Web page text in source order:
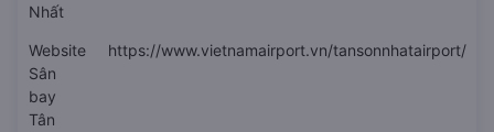
Nhất
Website
Sân
bay
Tân
https://www.vietnamairport.vn/tansonnhatairport/